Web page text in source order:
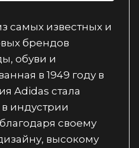
самых известных и
брендов
обуви и
в 1949 году в
Adidas стала
индустрии
своему
высокому